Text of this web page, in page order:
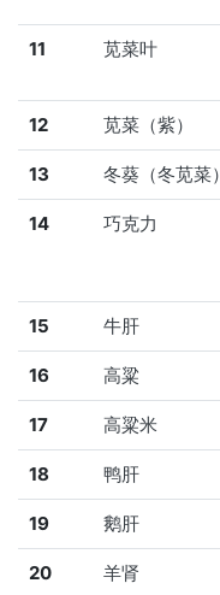
11 苋菜叶
12 苋菜（紫）
13 冬葵（冬苋菜）
14 巧克力
15 牛肝
16 高粱
17 高粱米
18 鸭肝
19 鹅肝
20 羊肾